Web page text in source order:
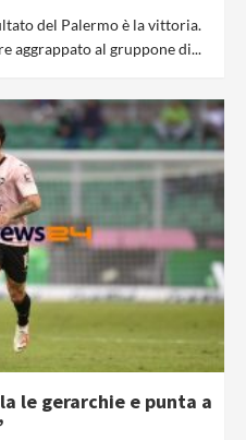
del Palermo è la vittoria.
aggrappato al gruppone di...
le gerarchie e punta a